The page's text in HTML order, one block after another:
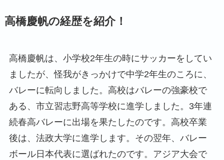
高橋慶帆の経歴を紹介！
高橋慶帆は、小学校2年生の時にサッカーをしてい
ましたが、怪我がきっかけで中学2年生のころに、
バレーに転向しました。高校はバレーの強豪校で
ある、市立習志野高等学校に進学しました。3年連
続春高バレーに出場を果たしたのです。高校卒業
後は、法政大学に進学します。その翌年、バレー
ボール日本代表に選ばれたのです。アジア大会で